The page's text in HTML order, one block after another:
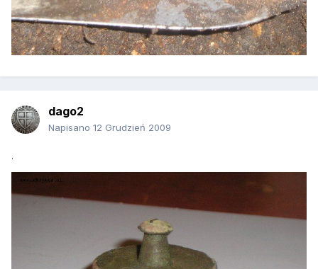
dago2
Napisano 12 Grudzień 2009
.